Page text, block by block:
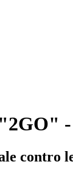
contro